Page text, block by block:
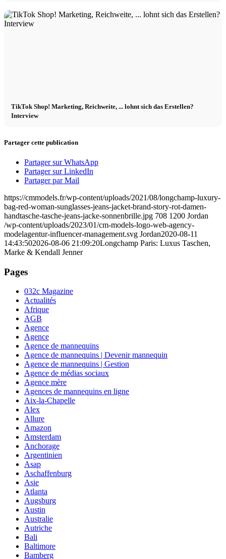
TikTok Shop! Marketing, Reichweite, ... lohnt sich das Erstellen?
Interview
Partager cette publication
Partager sur WhatsApp
Partager sur LinkedIn
Partager par Mail
https://cmmodels.fr/wp-content/uploads/2021/08/longchamp-luxury-
bag-red-woman-sunglasses-jeans-jacket-brand-story-rot-damen-
handtasche-tasche-jeans-jacke-sonnenbrille.jpg 708 1200 Jordan
/wp-content/uploads/2023/01/cm-models-logo-web-agency-
modelagentur-influencer-management.svg Jordan2020-08-11
14:43:502026-08-06 21:09:20Longchamp Paris: Luxus Taschen,
Marke & Kendall Jenner
Pages
032c Magazine
Actualités
Afrique
AGB
Agence
Agence
Agence de mannequins
Agence de mannequins | Devenir mannequin
Agence de mannequins | Gestion
Agence de médias sociaux
Agence mère
Agences de mannequins en ligne
Aix-la-Chapelle
Alex
Allure
Amazon
Amsterdam
Anchorage
Argentinien
Asap
Aschaffenburg
Asie
Atlanta
Augsburg
Austin
Australie
Autriche
Bali
Baltimore
Bamberg